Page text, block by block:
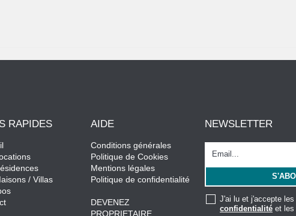
RAPIDES
/ Villas
AIDE
Conditions générales
Politique de Cookies
Mentions légales
Politique de confidentialité
DEVENEZ
PROPRIETAIRE
NEWSLETTER
J'ai lu et j'accepte les
confidentialitéet les